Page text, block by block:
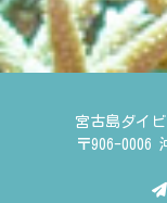
宮古島ダイ
〒906-0006